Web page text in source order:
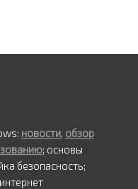
новости, обзор
; основы
безопасность;